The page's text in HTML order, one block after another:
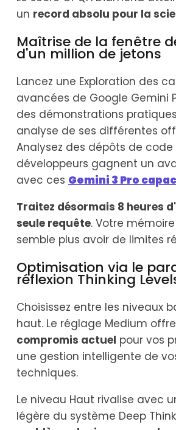
un record absolu pour la
Maîtrise de la fenêtre
d'un million de jetons
Lancez une Exploration des
avancées de Google Gemini
des démonstrations
analyse de ses différentes
Analysez des dépôts de code
développeurs gagnent un
avec ces Gemini 3 Pro
Traitez désormais 8 heures
seule requête. Votre
semble plus avoir de limites
Optimisation via le
réflexion Thinking
Choisissez entre les niveaux
haut. Le réglage Medium
compromis actuel pour vos
une gestion intelligente de
techniques.
Le niveau Haut rivalise avec
légère du système Deep